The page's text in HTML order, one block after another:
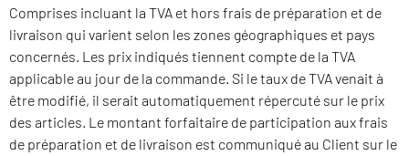
Comprises incluant la TVA et hors frais de préparation et de
livraison qui varient selon les zones géographiques et pays
concernés. Les prix indiqués tiennent compte de la TVA
applicable au jour de la commande. Si le taux de TVA venait à
être modifié, il serait automatiquement répercuté sur le prix
des articles. Le montant forfaitaire de participation aux frais
de préparation et de livraison est communiqué au Client sur le